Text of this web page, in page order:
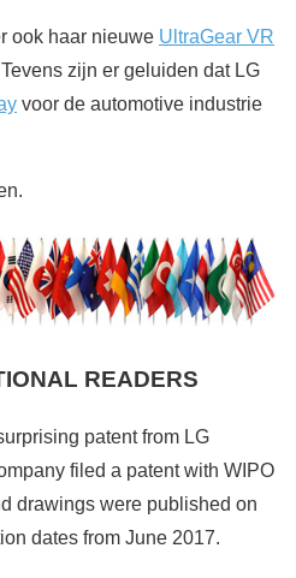
ook haar nieuwe UltraGear VR
zijn er geluiden dat LG
voor de automotive industrie
READERS
patent from LG
filed a patent with WIPO
drawings were published on
dates from June 2017.